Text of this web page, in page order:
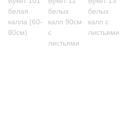
белая
калла (60-
80см)
белых
калл 90см
с
листьями
белых
калл с
листьями